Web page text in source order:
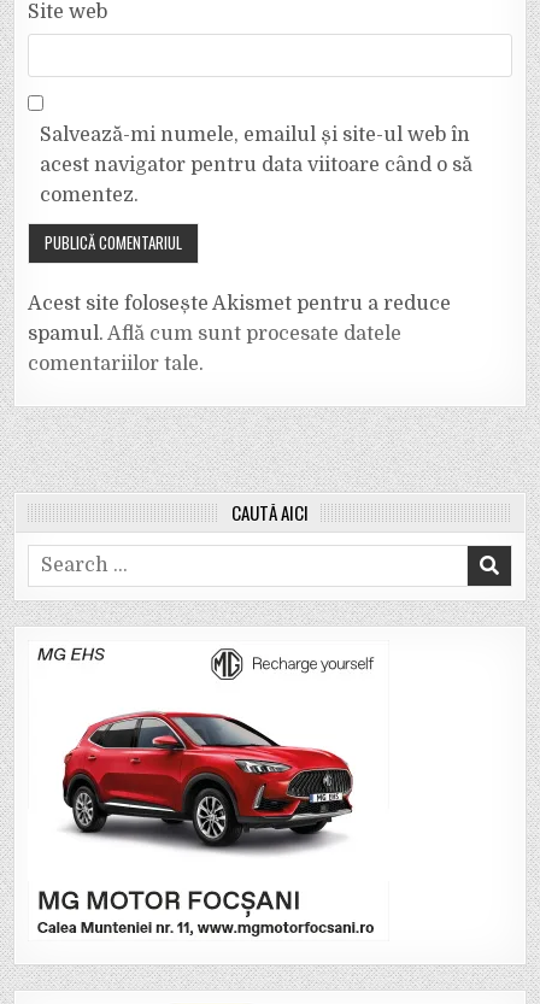
Site web
Salvează-mi numele, emailul și site-ul web în
acest navigator pentru data viitoare când o să
comentez.
Acest site folosește Akismet pentru a reduce
spamul.Află cum sunt procesate datele
comentariilor tale.
CAUTĂ AICI
Search
for: